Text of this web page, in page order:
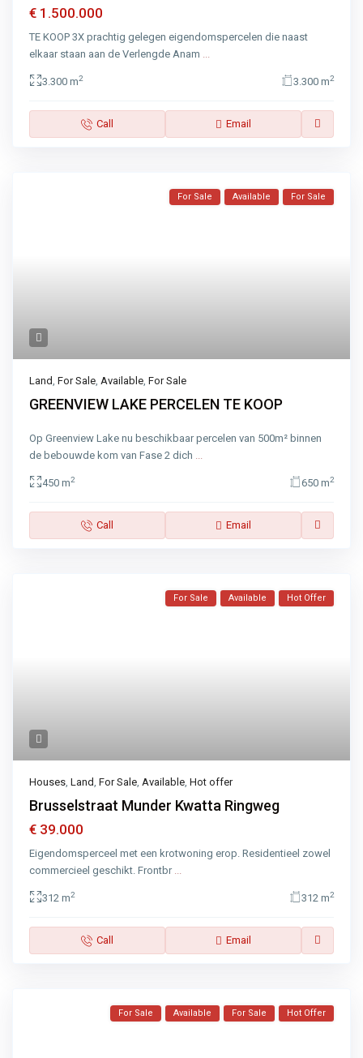
€ 1.500.000
TE KOOP 3X prachtig gelegen eigendomspercelen die naast
elkaar staan aan de Verlengde Anam ...
3.300 m2 3.300 m2
Call Email
For Sale Available For Sale
Land,For Sale,Available,For Sale
GREENVIEW LAKE PERCELEN TE KOOP
Op Greenview Lake nu beschikbaar percelen van 500m² binnen
de bebouwde kom van Fase 2 dich ...
450 m2 650 m2
Call Email
For Sale Available Hot Offer
Houses,Land,For Sale,Available,Hot offer
Brusselstraat Munder Kwatta Ringweg
€ 39.000
Eigendomsperceel met een krotwoning erop. Residentieel zowel
commercieel geschikt. Frontbr ...
312 m2 312 m2
Call Email
For Sale Available For Sale Hot Offer